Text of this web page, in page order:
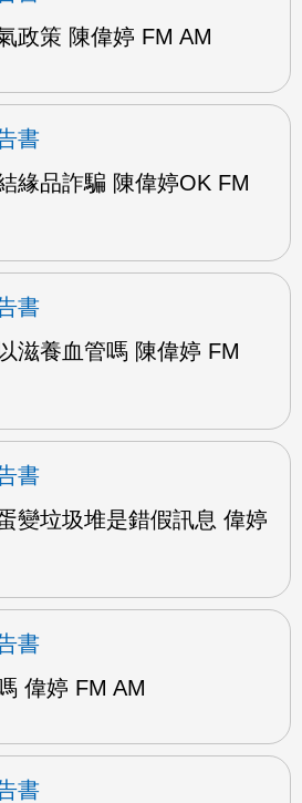
政策 陳偉婷 FM AM
書
緣品詐騙 陳偉婷OK FM
書
滋養血管嗎 陳偉婷 FM
書
變垃圾堆是錯假訊息 偉婷
書
偉婷 FM AM
書